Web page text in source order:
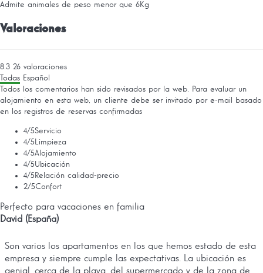
Admite animales de peso menor que 6Kg
Valoraciones
8.3 26 valoraciones
Todas Español
Todos los comentarios han sido revisados por la web. Para evaluar un
alojamiento en esta web, un cliente debe ser invitado por e-mail basado
en los registros de reservas confirmadas
4/5Servicio
4/5 Limpieza
4/5Alojamiento
4/5Ubicación
4/5 Relación calidad-precio
2/5Confort
Perfecto para vacaciones en familia
David (España)
Son varios los apartamentos en los que hemos estado de esta
empresa y siempre cumple las expectativas. La ubicación es
genial, cerca de la playa, del supermercado y de la zona de